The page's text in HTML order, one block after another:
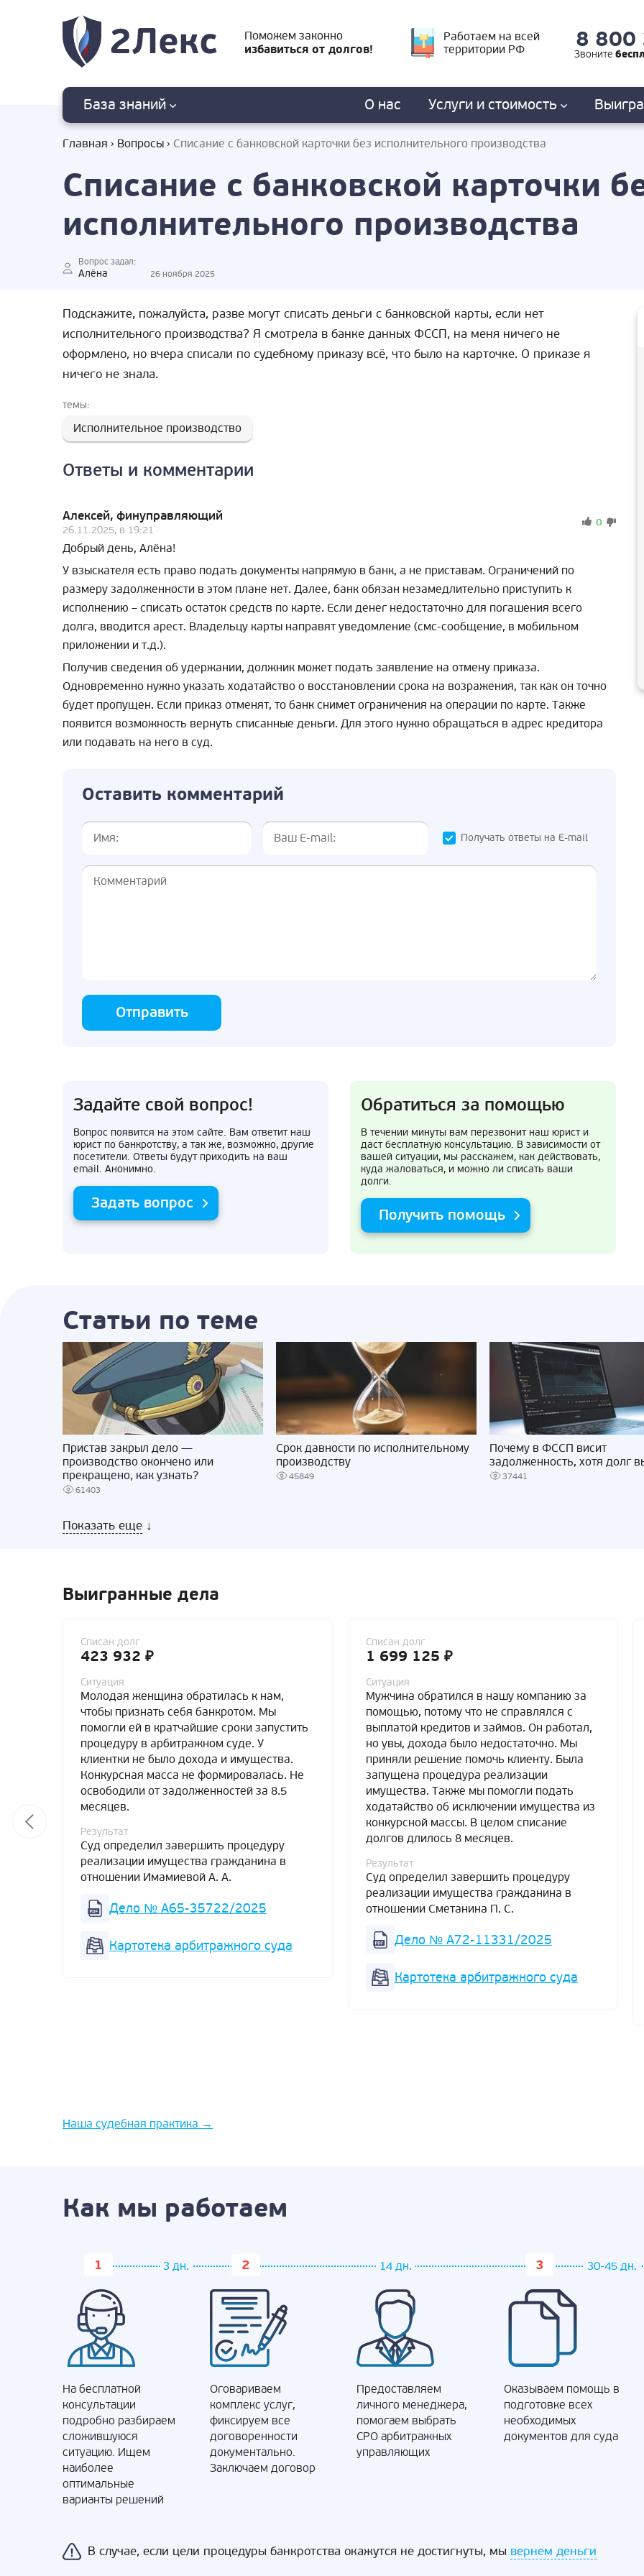
Поможем законно
избавиться от долгов!
Работаем на всей
территории РФ
8 800
Звоните
База знаний О нас Услуги и стоимость
Главная Вопросы Списание с банковской карточки без исполнительного производства
Списание с банковской карточки
исполнительного производства
Вопрос задал:
Алёна 26 ноября 2025
Подскажите, пожалуйста, разве могут списать деньги с банковской карты, если нет
исполнительного производства? Я смотрела в банке данных ФССП, на меня ничего не
оформлено, но вчера списали по судебному приказу всё, что было на карточке. О приказе я
ничего не знала.
темы:
Исполнительное производство
Ответы и комментарии
Алексей, финуправляющий
26.11.2025, в 19:21
0
Добрый день, Алёна!
У взыскателя есть право подать документы напрямую в банк, а не приставам. Ограничений по
размеру задолженности в этом плане нет. Далее, банк обязан незамедлительно приступить к
исполнению – списать остаток средств по карте. Если денег недостаточно для погашения всего
долга, вводится арест. Владельцу карты направят уведомление (смс-сообщение, в мобильном
приложении и т.д.).
Получив сведения об удержании, должник может подать заявление на отмену приказа.
Одновременно нужно указать ходатайство о восстановлении срока на возражения, так как он точно
будет пропущен. Если приказ отменят, то банк снимет ограничения на операции по карте. Также
появится возможность вернуть списанные деньги. Для этого нужно обращаться в адрес кредитора
или подавать на него в суд.
Оставить комментарий
Получать ответы на E-mail
Отправить
Задайте свой вопрос!
Вопрос появится на этом сайте. Вам ответит наш
юрист по банкротству, а так же, возможно, другие
посетители. Ответы будут приходить на ваш
email. Анонимно.
Задать вопрос
Обратиться за помощью
В течении минуты вам перезвонит наш юрист и
даст бесплатную консультацию. В зависимости от
вашей ситуации, мы расскажем, как действовать,
куда жаловаться, и можно ли списать ваши
долги.
Получить помощь
Статьи по теме
Пристав закрыл дело —
производство окончено или
прекращено, как узнать?
61403
Срок давности по исполнительному
производству
45849
Почему в ФССП висит
задолженность, хотя долг
37441
Показать еще ↓
Выигранные дела
Списан долг
423 932 ₽
Ситуация
Молодая женщина обратилась к нам,
чтобы признать себя банкротом. Мы
помогли ей в кратчайшие сроки запустить
процедуру в арбитражном суде. У
клиентки не было дохода и имущества.
Конкурсная масса не формировалась. Не
освободили от задолженностей за 8.5
месяцев.
Результат
Суд определил завершить процедуру
реализации имущества гражданина в
отношении Имамиевой А. А.
Дело № А65-35722/2025
Картотека арбитражного суда
Списан долг
1 699 125 ₽
Ситуация
Мужчина обратился в нашу компанию за
помощью, потому что не справлялся с
выплатой кредитов и займов. Он работал,
но увы, дохода было недостаточно. Мы
приняли решение помочь клиенту. Была
запущена процедура реализации
имущества. Также мы помогли подать
ходатайство об исключении имущества из
конкурсной массы. В целом списание
долгов длилось 8 месяцев.
Результат
Суд определил завершить процедуру
реализации имущества гражданина в
отношении Сметанина П. С.
Дело № А72-11331/2025
Картотека арбитражного суда
Наша судебная практика →
Как мы работаем
3 дн.
На бесплатной
консультации
подробно разбираем
сложившуюся
ситуацию. Ищем
наиболее
оптимальные
варианты решений
Оговариваем
комплекс услуг,
фиксируем все
договоренности
документально.
Заключаем договор
14 дн.
Предоставляем
личного менеджера,
помогаем выбрать
СРО арбитражных
управляющих
30-45 дн.
Оказываем помощь в
подготовке всех
необходимых
документов для суда
В случае, если цели процедуры банкротства окажутся не достигнуты, мы вернем деньги